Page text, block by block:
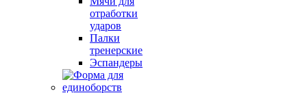
отработки
ударов
Палки
тренерские
Эспандеры